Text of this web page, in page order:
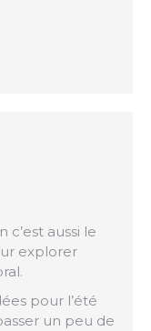
c’est aussi le
explorer
pour l’été
un peu de